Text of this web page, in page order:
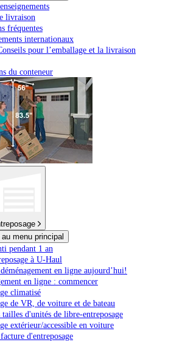
livraison
fréquentes
internationaux
pour l’emballage et la livraison
du conteneur
au menu principal
pendant 1 an
à U-Haul
en ligne aujourd’hui!
en ligne : commencer
climatisé
de VR, de voiture et de bateau
tailles d'unités de libre-entreposage
extérieur/accessible en voiture
d'entreposage